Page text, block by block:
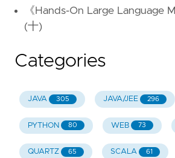
《Hands-On Large Language
(十)
Categories
JAVA 305 JAVA/JEE 296
PYTHON 80 WEB 73
QUARTZ 65 SCALA 61